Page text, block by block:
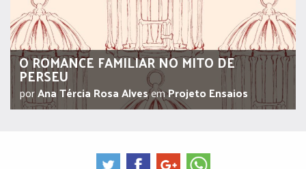
O ROMANCE FAMILIAR NO MITO DE
PERSEU
porAna Tércia Rosa AlvesemProjeto Ensaios